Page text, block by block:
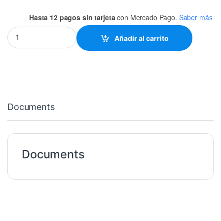
Hasta 12 pagos sin tarjeta con Mercado Pago. Saber más
BTA08-800 TRIAC 8A 800V TO-220 quantity
Añadir al carrito
Documents
Documents